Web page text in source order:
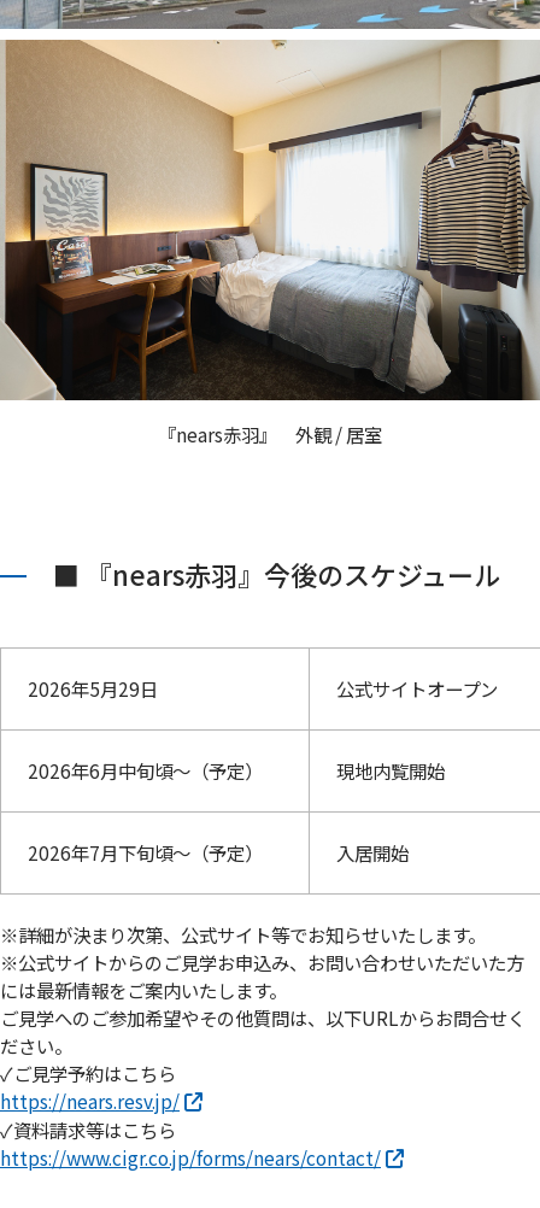
『nears赤羽』 外観 / 居室
■ 『nears赤羽』今後のスケジュール
2026年5月29日 公式サイトオープン
2026年6月中旬頃～（予定） 現地内覧開始
2026年7月下旬頃～（予定） 入居開始
※詳細が決まり次第、公式サイト等でお知らせいたします。
※公式サイトからのご見学お申込み、お問い合わせいただいた方
には最新情報をご案内いたします。
ご見学へのご参加希望やその他質問は、以下URLからお問合せく
ださい。
✓ご見学予約はこちら
https://nears.resv.jp/
✓資料請求等はこちら
https://www.cigr.co.jp/forms/nears/contact/